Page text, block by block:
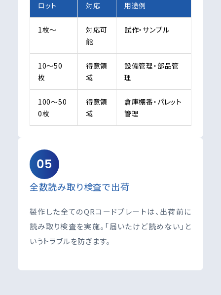
ロット 対応 用途例
1枚〜
対応可
能
試作・サンプル
10〜50
枚
得意領
域
設備管理・部品管
理
100〜50
0枚
得意領
域
倉庫棚番・パレット
管理
05
全数読み取り検査で出荷
製作した全てのQRコードプレートは、出荷前に
読み取り検査を実施。「届いたけど読めない」と
いうトラブルを防ぎます。